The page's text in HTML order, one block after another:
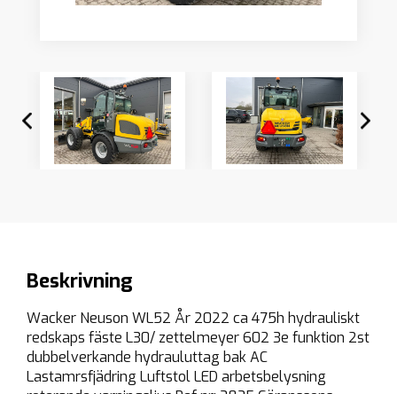
Beskrivning
Wacker Neuson WL52 År 2022 ca 475h hydrauliskt
redskaps fäste L30/ zettelmeyer 602 3e funktion 2st
dubbelverkande hydrauluttag bak AC
Lastamrsfjädring Luftstol LED arbetsbelysning